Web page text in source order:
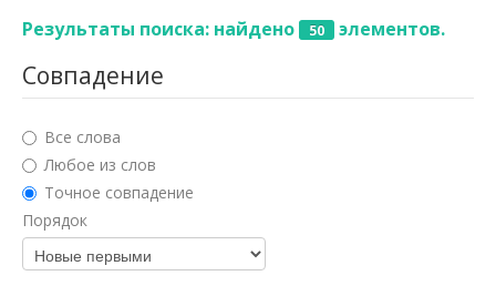
Филологические науки
Географические науки
Педагогические науки
Медицинские науки
Фармацевтические науки
Результаты поиска: найдено 50 элементов.
Совпадение
Все слова
Любое из слов
Точное совпадение
Порядок